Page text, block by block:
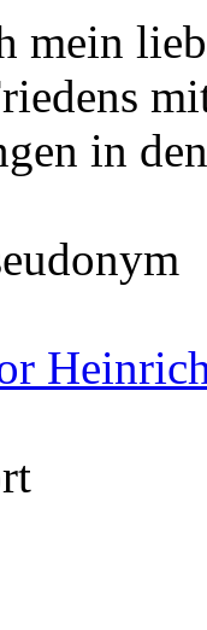
mein
in